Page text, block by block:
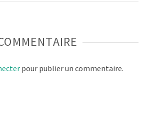
pour publier un commentaire.